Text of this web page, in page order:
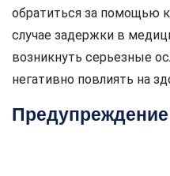
обратиться за помощью
случае задержки в
возникнуть серьезные
негативно повлиять на